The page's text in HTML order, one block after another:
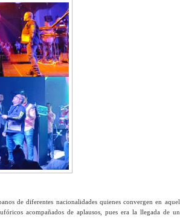
de diferentes nacionalidades quienes convergen en aquel
acompañados de aplausos, pues era la llegada de un